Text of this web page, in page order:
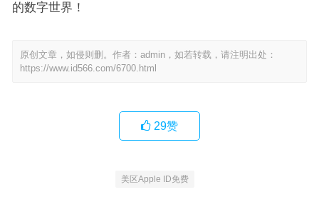
的数字世界！
原创文章，如侵则删。作者：admin，如若转载，请注明出处：
https://www.id566.com/6700.html
29赞
美区Apple ID免费